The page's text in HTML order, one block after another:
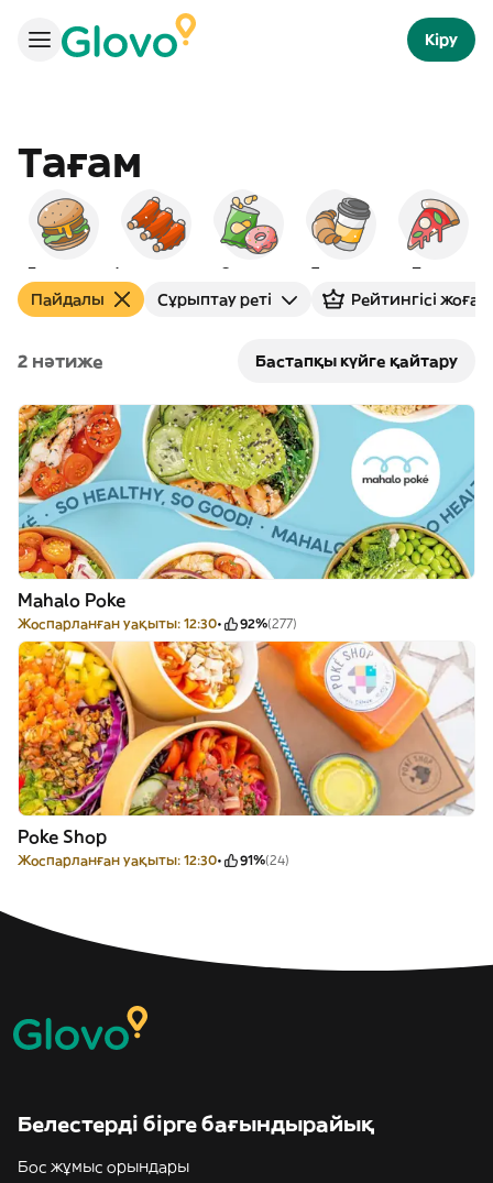
Кіру
Тағам
Бургерлер Америкалық Снэктер Таңғы ас Пицца
Пайдалы Сұрыптау реті Рейтингісі
2 нәтиже Бастапқы күйге қайтару
Mahalo Poke
Жоспарланған уақыты: 12:30 92%(277)
Poke Shop
Жоспарланған уақыты: 12:30 91%(24)
Белестерді бірге бағындырайық
Бос жұмыс орындары